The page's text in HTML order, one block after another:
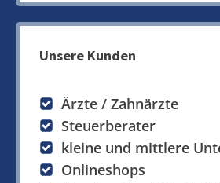
Unsere Kunden
Ärzte / Zahnärzte
Steuerberater
kleine und mittlere
Onlineshops